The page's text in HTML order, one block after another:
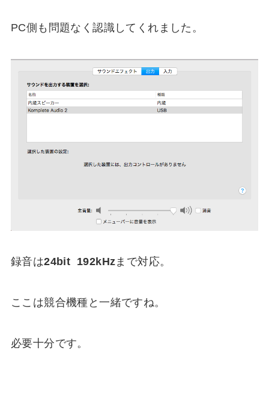
PC側も問題なく認識してくれました。
録音は24bit 192kHzまで対応。
ここは競合機種と一緒ですね。
必要十分です。